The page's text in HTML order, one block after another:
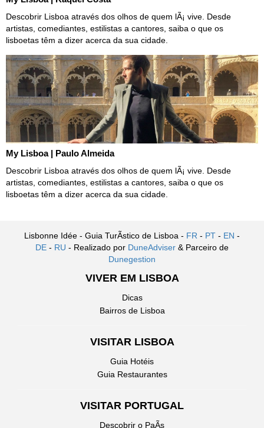
Descobrir Lisboa através dos olhos de quem lÃ¡ vive. Desde
artistas, comediantes, estilistas a cantores, saiba o que os
lisboetas têm a dizer acerca da sua cidade.
My Lisboa | Paulo Almeida
Descobrir Lisboa através dos olhos de quem lÃ¡ vive. Desde
artistas, comediantes, estilistas a cantores, saiba o que os
lisboetas têm a dizer acerca da sua cidade.
Lisbonne Idée - Guia TurÃ­stico de Lisboa - FR - PT - EN -
DE - RU - Realizado por DuneAdviser & Parceiro de
Dunegestion
VIVER EM LISBOA
Dicas
Bairros de Lisboa
VISITAR LISBOA
Guia Hotéis
Guia Restaurantes
VISITAR PORTUGAL
Descobrir o PaÃ­s